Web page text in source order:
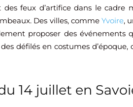
des feux d’artifice dans le cadre
Des villes, comme Yvoire,
proposer des événements
défilés en costumes d’époque,
14 juillet en